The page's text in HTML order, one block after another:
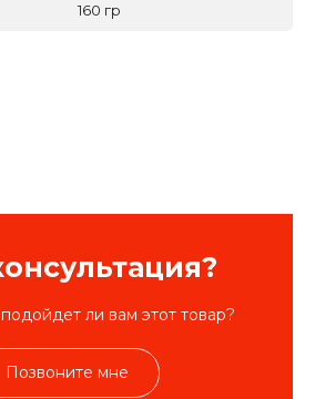
160 гр
ли вам этот товар?
Позвоните мне